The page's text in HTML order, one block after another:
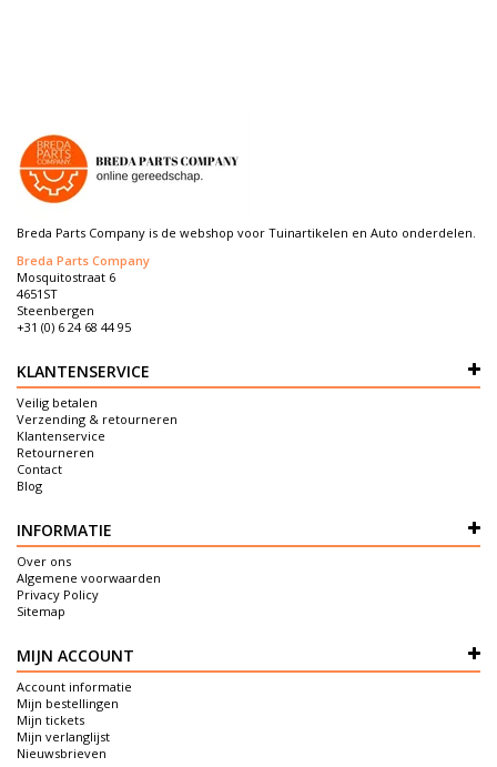
Breda Parts Company is de webshop voor Tuinartikelen en Auto onderdelen.
Breda Parts Company
Mosquitostraat 6
4651ST
Steenbergen
+31 (0) 6 24 68 44 95
KLANTENSERVICE
Veilig betalen
Verzending & retourneren
Klantenservice
Retourneren
Contact
Blog
INFORMATIE
Over ons
Algemene voorwaarden
Privacy Policy
Sitemap
MIJN ACCOUNT
Account informatie
Mijn bestellingen
Mijn tickets
Mijn verlanglijst
Nieuwsbrieven